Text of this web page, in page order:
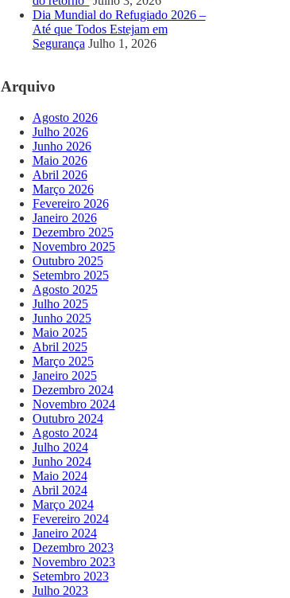
Dia Mundial do Refugiado 2026 –
Até que Todos Estejam em
Segurança Julho 1, 2026
Arquivo
Agosto 2026
Julho 2026
Junho 2026
Maio 2026
Abril 2026
Março 2026
Fevereiro 2026
Janeiro 2026
Dezembro 2025
Novembro 2025
Outubro 2025
Setembro 2025
Agosto 2025
Julho 2025
Junho 2025
Maio 2025
Abril 2025
Março 2025
Janeiro 2025
Dezembro 2024
Novembro 2024
Outubro 2024
Agosto 2024
Julho 2024
Junho 2024
Maio 2024
Abril 2024
Março 2024
Fevereiro 2024
Janeiro 2024
Dezembro 2023
Novembro 2023
Setembro 2023
Julho 2023